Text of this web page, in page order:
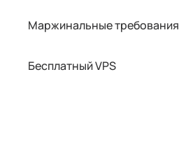
Маржинальные требования
Бесплатный VPS